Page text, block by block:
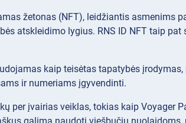
žetonas (NFT), leidžiantis asmenims
atskleidimo lygius. RNS ID NFT taip
kaip teisėtas tapatybės
ir numeriams įgyvendinti.
per įvairias veiklas, tokias kaip Voyager